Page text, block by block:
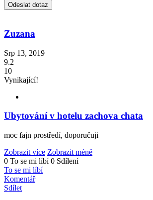
Zuzana
Srp 13, 2019
9.2
10
Vynikající!
Ubytování v hotelu zachova chata
moc fajn prostředí, doporučuji
Zobrazit více Zobrazit méně
0 To se mi líbí 0 Sdílení
To se mi líbí
Komentář
Sdílet